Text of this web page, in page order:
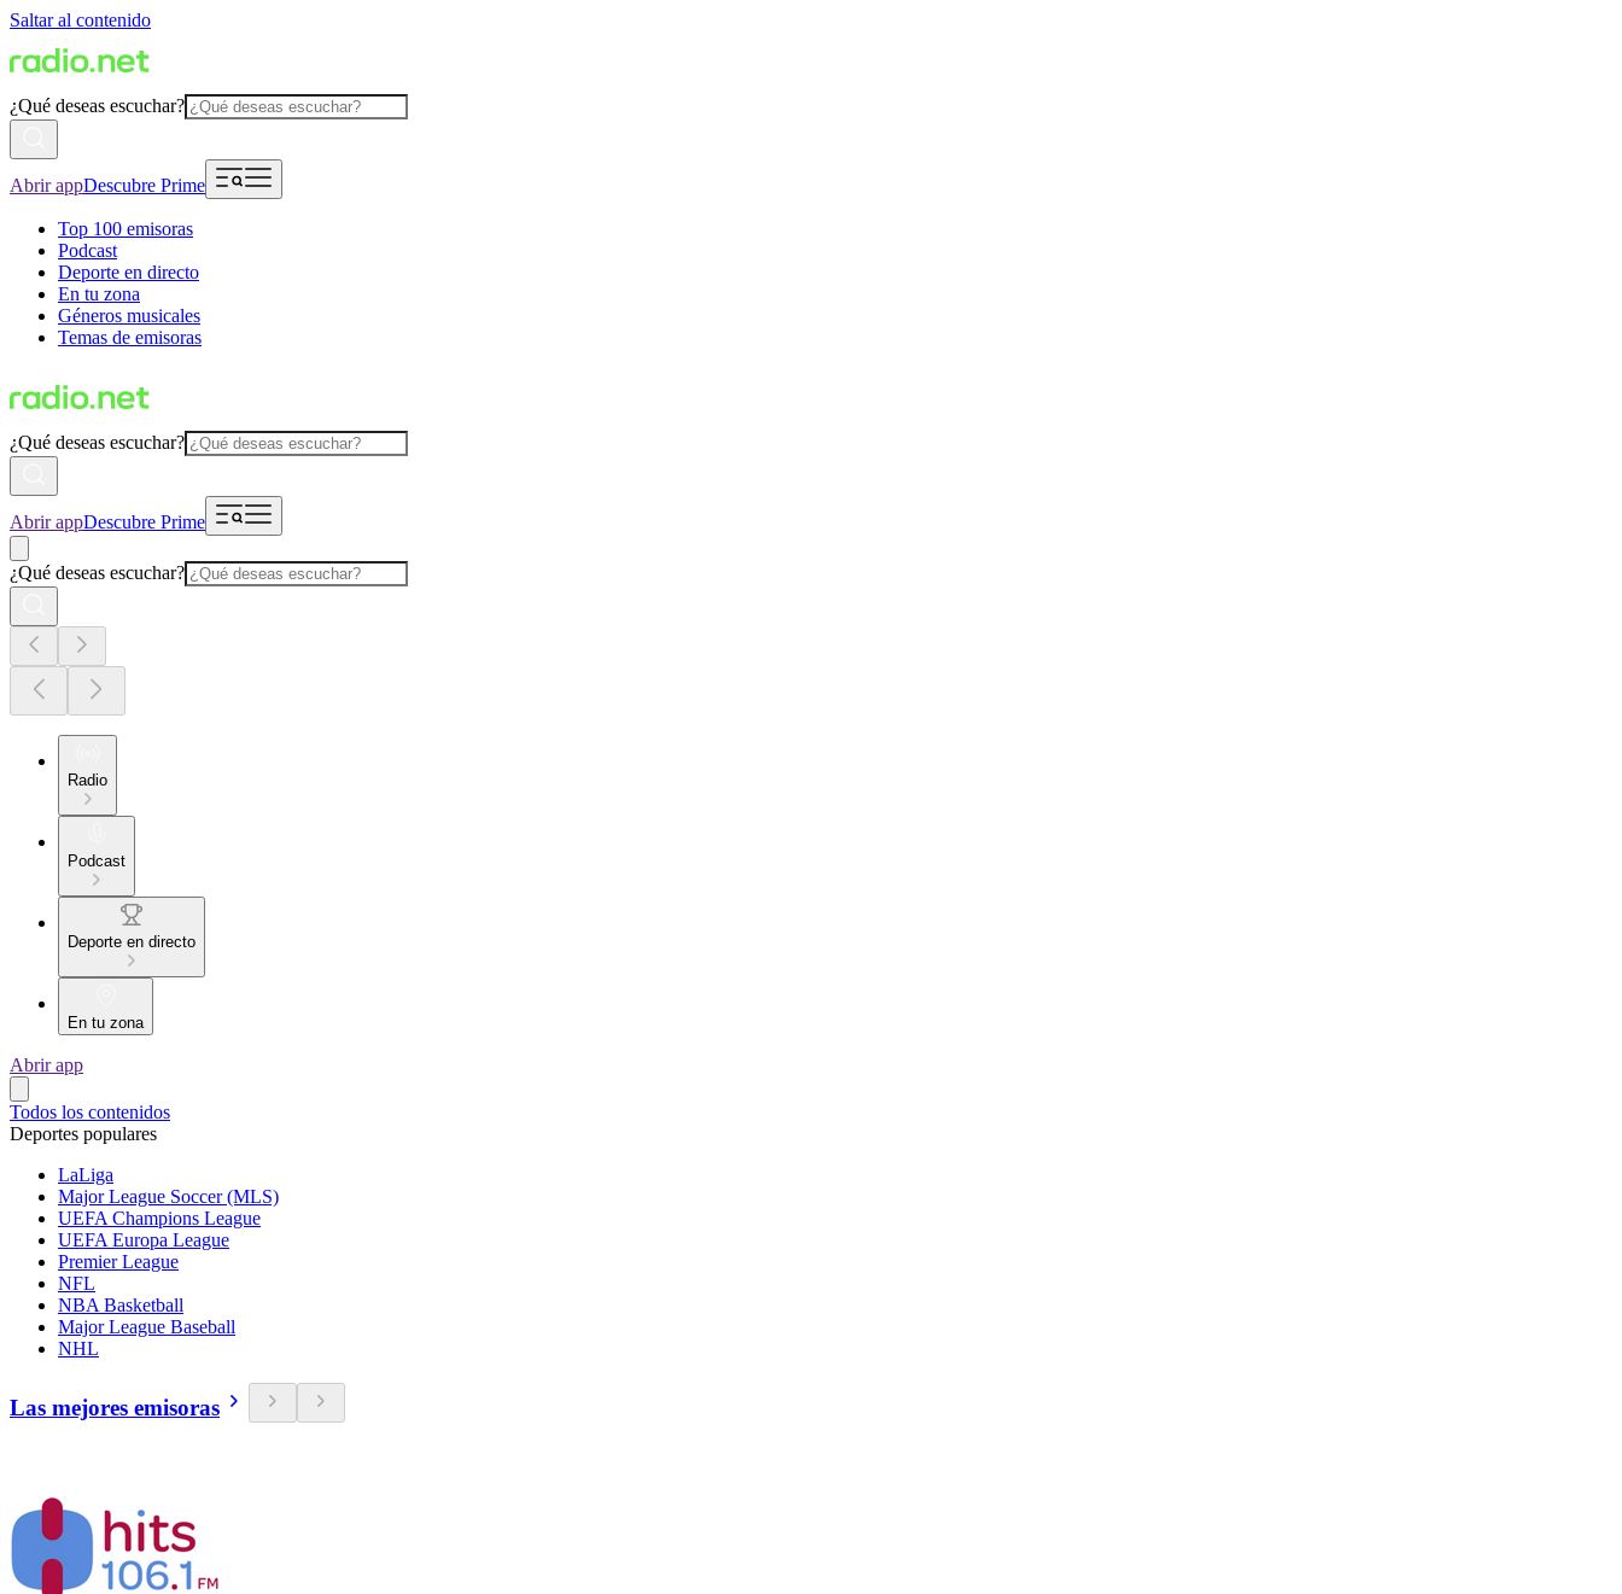
Saltar al contenido
¿Qué deseas escuchar?
Abrir appDescubre Prime
Top 100 emisoras
Podcast
Deporte en directo
En tu zona
Géneros musicales
Temas de emisoras
¿Qué deseas escuchar?
Abrir appDescubre Prime
¿Qué deseas escuchar?
Radio
Podcast
Deporte en directo
En tu zona
Abrir app
Todos los contenidos
Deportes populares
LaLiga
Major League Soccer (MLS)
UEFA Champions League
UEFA Europa League
Premier League
NFL
NBA Basketball
Major League Baseball
NHL
Las mejores emisoras